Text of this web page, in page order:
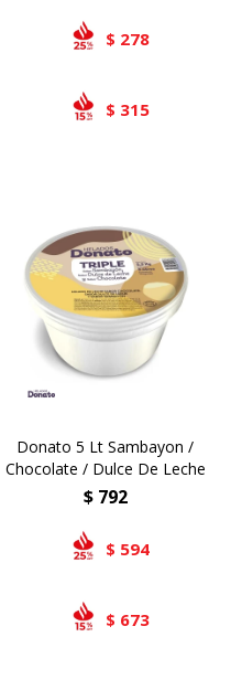
$ 278
$ 315
Donato 5 Lt Sambayon /
Chocolate / Dulce De Leche
$ 792
$ 594
$ 673